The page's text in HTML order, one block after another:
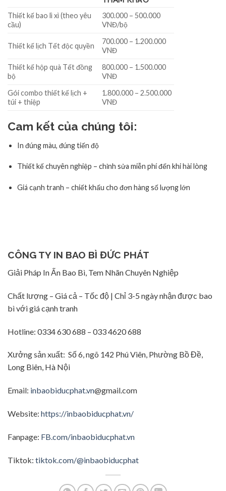
Thiết kế bao lì xì (theo yêu
cầu)
300.000 – 500.000
VNĐ/bộ
Thiết kế lịch Tết độc quyền
700.000 – 1.200.000
VNĐ
Thiết kế hộp quà Tết đồng
bộ
800.000 – 1.500.000
VNĐ
Gói combo thiết kế lịch +
túi + thiệp
1.800.000 – 2.500.000
VNĐ
Cam kết của chúng tôi:
In đúng màu, đúng tiến độ
Thiết kế chuyên nghiệp – chỉnh sửa miễn phí đến khi hài lòng
Giá cạnh tranh – chiết khấu cho đơn hàng số lượng lớn
CÔNG TY IN BAO BÌ ĐỨC PHÁT
Giải Pháp In Ấn Bao Bì, Tem Nhãn Chuyên Nghiệp
Chất lượng – Giá cả – Tốc độ | Chỉ 3-5 ngày nhận được bao
bì với giá cạnh tranh
Hotline: 0334 630 688 – 033 4620 688
Xưởng sản xuất: Số 6, ngõ 142 Phú Viên, Phường Bồ Đề,
Long Biên, Hà Nội
Email: inbaobiducphat.vn@gmail.com
Website: https://inbaobiducphat.vn/
Fanpage: FB.com/inbaobiducphat.vn
Tiktok: tiktok.com/@inbaobiducphat